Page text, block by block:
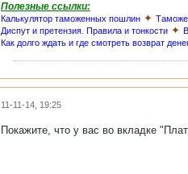
Полезные ссылки:
Калькулятор таможенных пошлин ✦
Диспут и претензия. Правила и тонкости ✦
Как долго ждать и где смотреть возврат
11-11-14, 19:25
Покажите, что у вас во вкладке